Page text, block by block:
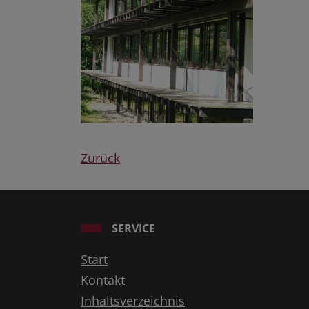
Zurück
SERVICE
Start
Kontakt
Inhaltsverzeichnis